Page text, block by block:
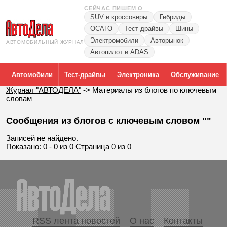
АВТОМОБИЛЬНЫЙ ЖУРНАЛ
СЕЙЧАС ПИШЕМ О
SUV и кроссоверы
Гибриды
ОСАГО
Тест-драйвы
Шины
Электромобили
Авторынок
Автопилот и ADAS
Автомобили Тест-драйвы Электроника Обслуживание
Журнал "АВТОДЕЛА" -> Материалы из блогов по ключевым
словам
Сообщения из блогов с ключевым словом ""
Записей не найдено.
Показано: 0 - 0 из 0 Страница 0 из 0
RSS лента новостей О нас
Контакты